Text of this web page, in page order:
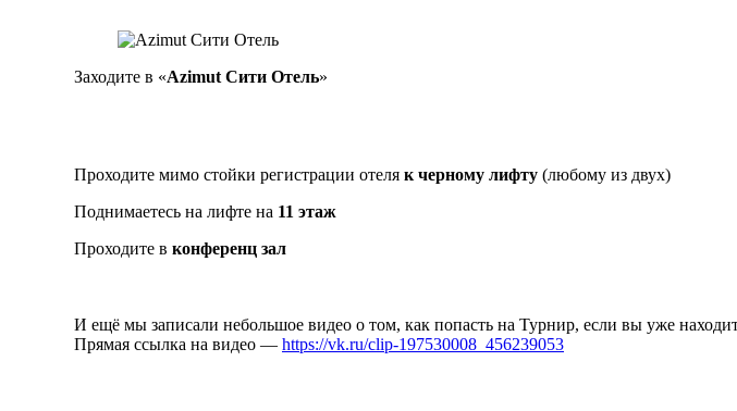
Заходите в «Azimut Сити Отель»
Проходите мимо стойки регистрации отеля к черному лифту (любому из двух)
Поднимаетесь на лифте на 11 этаж
Проходите в конференц зал
И ещё мы записали небольшое видео о том, как попасть на Турнир, если вы уже
Прямая ссылка на видео — https://vk.ru/clip-197530008_456239053